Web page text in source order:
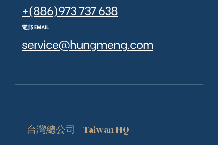
+(886)973 737 638
電郵 EMAIL
service@hungmeng.com
台灣總公司 - Taiwan HQ